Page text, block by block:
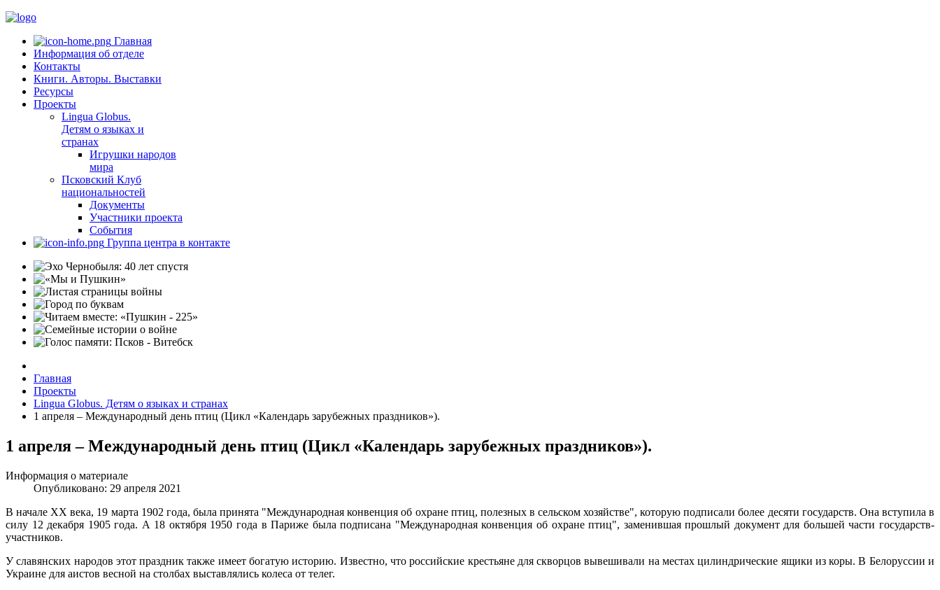
Главная
Информация об отделе
Контакты
Книги. Авторы. Выставки
Ресурсы
Проекты
Lingua Globus.
Детям о языках и
странах
Игрушки народов
мира
Псковский Клуб
национальностей
Документы
Участники проекта
События
Группа центра в контакте
Главная
Проекты
Lingua Globus. Детям о языках и странах
1 апреля – Международный день птиц (Цикл «Календарь зарубежных праздников»).
1 апреля – Международный день птиц (Цикл «Календарь зарубежных праздников»).
Информация о материале
Опубликовано: 29 апреля 2021
В начале XX века, 19 марта 1902 года, была принята "Международная конвенция об охране птиц, полезных в сельском хозяйстве", которую подписали более десяти государств. Она вступила в
силу 12 декабря 1905 года. А 18 октября 1950 года в Париже была подписана "Международная конвенция об охране птиц", заменившая прошлый документ для большей части государств-
участников.
У славянских народов этот праздник также имеет богатую историю. Известно, что российские крестьяне для скворцов вывешивали на местах цилиндрические ящики из коры. В Белоруссии и
Украине для аистов весной на столбах выставлялись колеса от телег.